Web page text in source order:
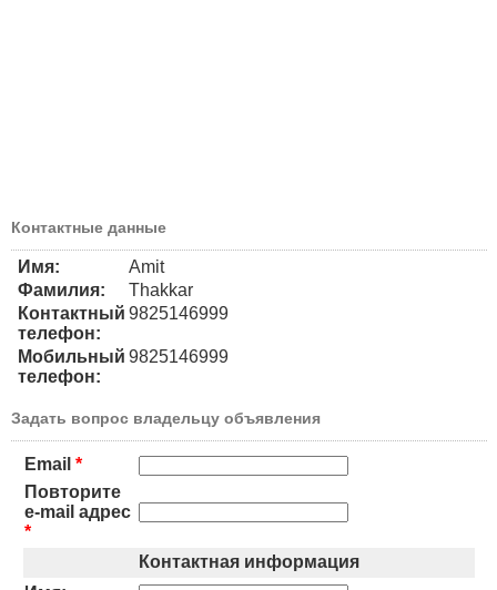
Контактные данные
Имя:
Amit
Фамилия:
Thakkar
Контактный
телефон:
9825146999
Мобильный
телефон:
9825146999
Задать вопрос владельцу объявления
Email *
Повторите
e-mail адрес
*
Контактная информация